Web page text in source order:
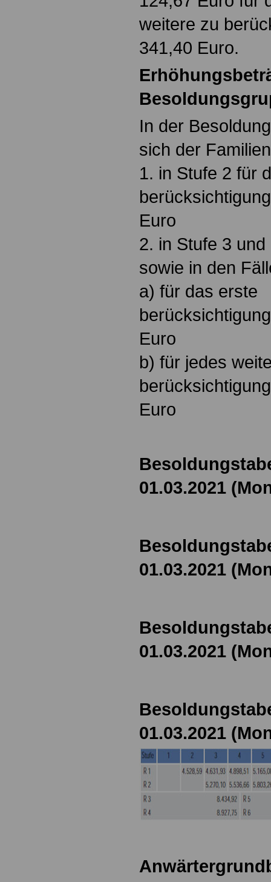
weitere zu
341,40 Euro.
In der
sich der
1. in Stufe 2 für
Euro
2. in Stufe 3
sowie in den
a) für das erste
Euro
b) für jedes
Euro
01.03.2021
01.03.2021
01.03.2021
01.03.2021